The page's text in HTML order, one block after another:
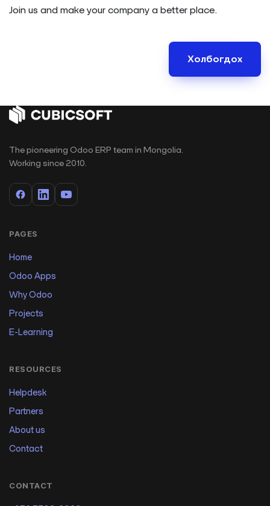
Join us and make your company a better place.
Холбогдох
The pioneering Odoo ERP team in Mongolia.
Working since 2010.
PAGES
Home
Odoo Apps
Why Odoo
Projects
E-Learning
RESOURCES
Helpdesk
Partners
About us
Contact
CONTACT